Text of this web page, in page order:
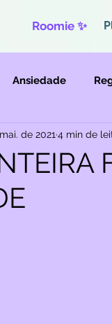
Roomie ✨
Ansiedade
de 2021 4 min de